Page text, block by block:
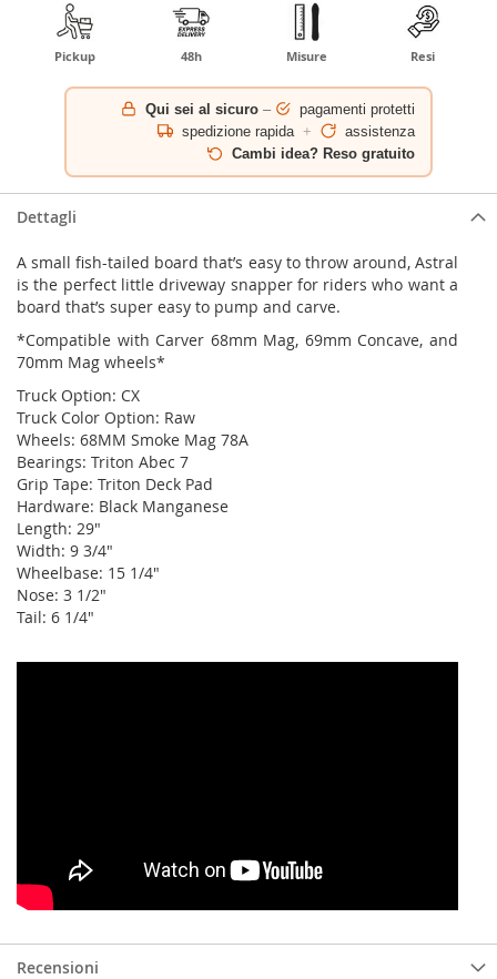
Pickup 48h Misure Resi
Qui sei al sicuro –
pagamenti protetti
spedizione rapida +
assistenza
Cambi idea? Reso gratuito
Dettagli
A small fish-tailed board that’s easy to throw around, Astral
is the perfect little driveway snapper for riders who want a
board that’s super easy to pump and carve.
*Compatible with Carver 68mm Mag, 69mm Concave, and
70mm Mag wheels*
Truck Option: CX
Truck Color Option: Raw
Wheels: 68MM Smoke Mag 78A
Bearings: Triton Abec 7
Grip Tape: Triton Deck Pad
Hardware: Black Manganese
Length: 29"
Width: 9 3/4"
Wheelbase: 15 1/4"
Nose: 3 1/2"
Tail: 6 1/4"
Recensioni